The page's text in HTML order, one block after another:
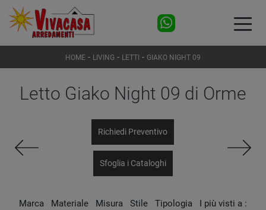
HOME - LIVING - LETTI - GIAKO NIGHT 09
Letto Giako Night 09 di Orme
Richiedi Preventivo
Sfoglia i Cataloghi
Marca Materiale Misura Stile Tipologia I più visti a :